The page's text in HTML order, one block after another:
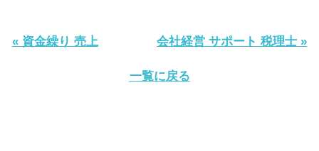
« 資金繰り 売上 会社経営 サポート 税理士 »
一覧に戻る